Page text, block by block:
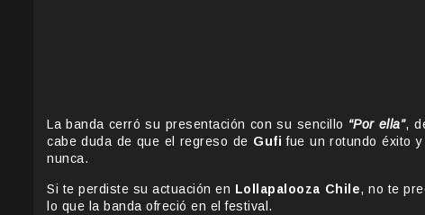
La banda cerró su presentación con su sencillo “Por ella”,
cabe duda de que el regreso de Gufi fue un rotundo éxito
nunca.
Si te perdiste su actuación en Lollapalooza Chile, no te
lo que la banda ofreció en el festival.